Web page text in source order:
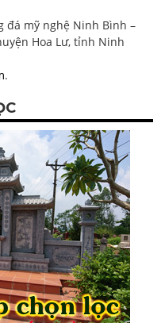
đá mỹ nghệ Ninh Bình –
Hoa Lư, tỉnh Ninh
.